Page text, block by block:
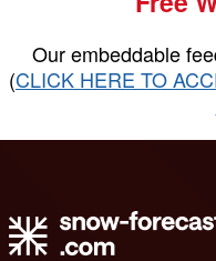
Our embeddable feed has now improved. Please
(CLICK HERE TO